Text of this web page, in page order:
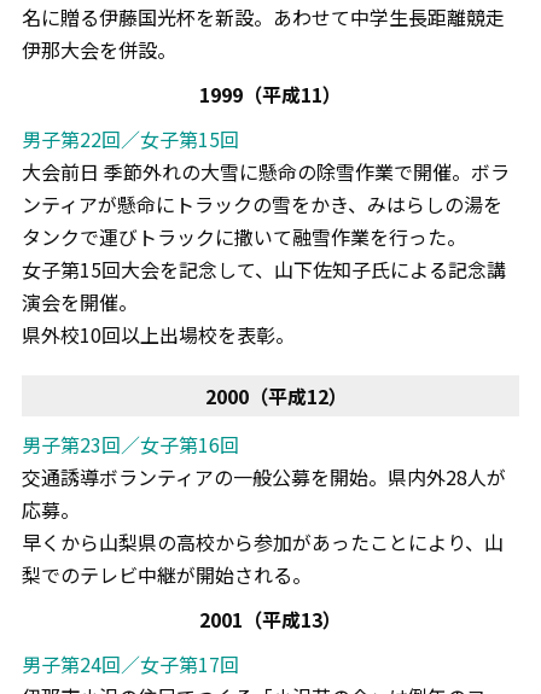
名に贈る伊藤国光杯を新設。あわせて中学生長距離競走
伊那大会を併設。
1999（平成11）
男子第22回／女子第15回
大会前日 季節外れの大雪に懸命の除雪作業で開催。ボラ
ンティアが懸命にトラックの雪をかき、みはらしの湯を
タンクで運びトラックに撒いて融雪作業を行った。
女子第15回大会を記念して、山下佐知子氏による記念講
演会を開催。
県外校10回以上出場校を表彰。
2000（平成12）
男子第23回／女子第16回
交通誘導ボランティアの一般公募を開始。県内外28人が
応募。
早くから山梨県の高校から参加があったことにより、山
梨でのテレビ中継が開始される。
2001（平成13）
男子第24回／女子第17回